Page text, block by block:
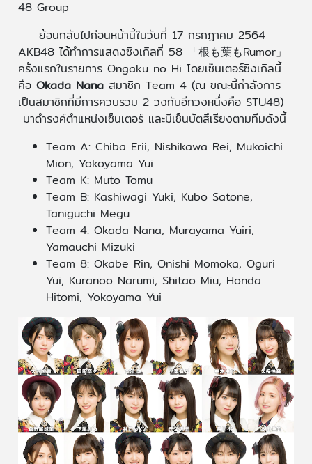
48 Group
ย้อนกลับไปก่อนหน้านี้ในวันที่ 17 กรกฎาคม 2564
AKB48 ได้ทำการแสดงซิงเกิลที่ 58 「根も葉もRumor」
ครั้งแรกในรายการ Ongaku no Hi โดยเซ็นเตอร์ซิงเกิลนี้
คือ Okada Nanaสมาชิก Team 4 (ณ ขณะนี้กำลังการ
เป็นสมาชิกที่มีการควบรวม 2 วงกับอีกวงหนึ่งคือ STU48)
มาดำรงค์ตำแหน่งเซ็นเตอร์ และมีเซ็นบัตสึเรียงตามทีมดังนี้
Team A: Chiba Erii, Nishikawa Rei, Mukaichi
Mion, Yokoyama Yui
Team K: Muto Tomu
Team B: Kashiwagi Yuki, Kubo Satone,
Taniguchi Megu
Team 4: Okada Nana, Murayama Yuiri,
Yamauchi Mizuki
Team 8: Okabe Rin, Onishi Momoka, Oguri
Yui, Kuranoo Narumi, Shitao Miu, Honda
Hitomi, Yokoyama Yui